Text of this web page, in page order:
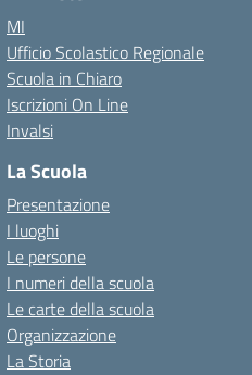
MI
Ufficio Scolastico Regionale
Scuola in Chiaro
Iscrizioni On Line
Invalsi
La Scuola
Presentazione
I luoghi
Le persone
I numeri della scuola
Le carte della scuola
Organizzazione
La Storia